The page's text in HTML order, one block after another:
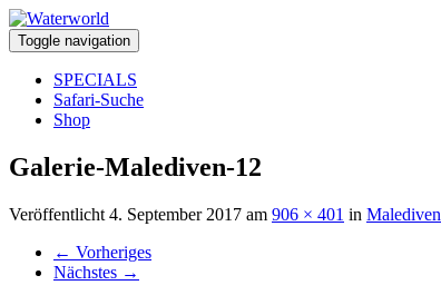
Toggle navigation
SPECIALS
Safari-Suche
Shop
Galerie-Malediven-12
Veröffentlicht 4. September 2017 am 906 × 401 in Malediven
← Vorheriges
Nächstes →